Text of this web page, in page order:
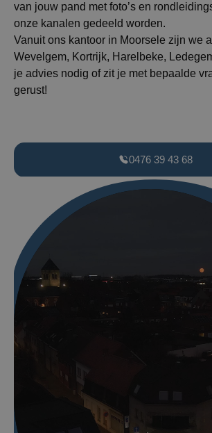
van jouw pand met foto’s en
onze kanalen gedeeld worden.
Vanuit ons kantoor in Moorsele zijn we
Wevelgem, Kortrijk, Harelbeke,
je advies nodig of zit je met bepaalde
gerust!
0476 39 43 68